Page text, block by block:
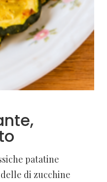
patatine
di zucchine